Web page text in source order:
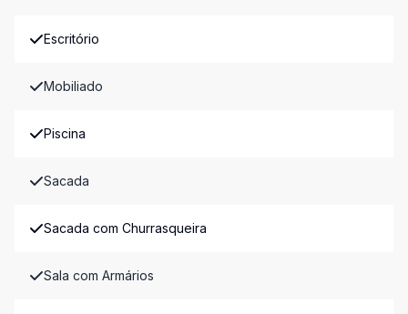
Escritório
Mobiliado
Piscina
Sacada
Sacada com Churrasqueira
Sala com Armários